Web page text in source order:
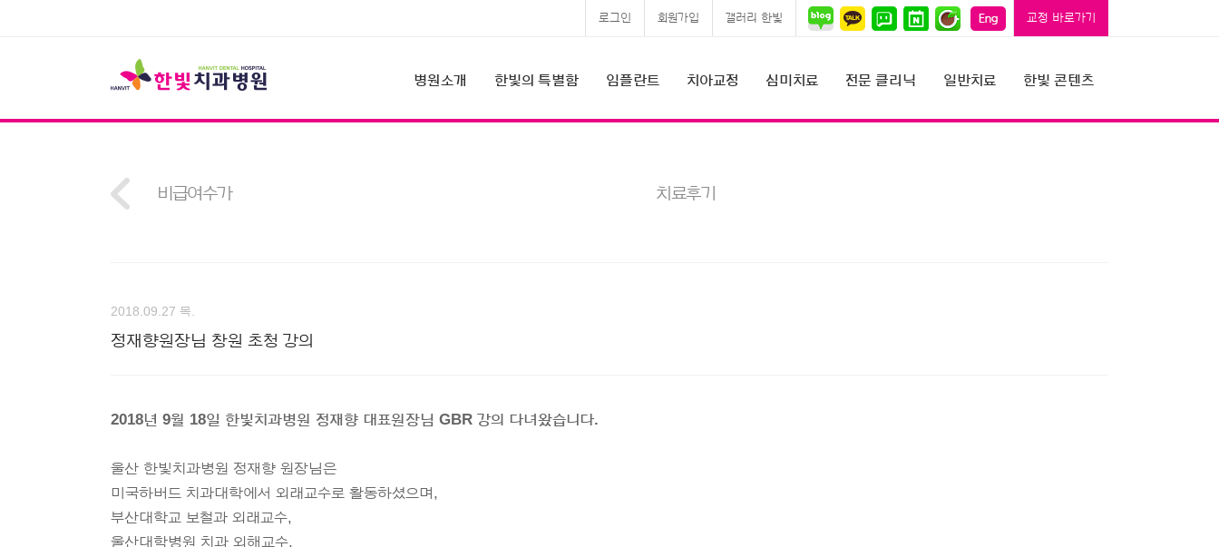
로그인 회원가입 갤러리 한빛 교정 바로가기
병원소개 한빛의 특별함 임플란트 치아교정 심미치료 전문 클리닉 일반치료 한빛 콘텐츠
비급여수가 치료후기
2018.09.27 목.
정재향원장님 창원 초청 강의
2018년 9월 18일 한빛치과병원 정재향 대표원장님 GBR 강의 다녀왔습니다.
울산 한빛치과병원 정재향 원장님은
미국하버드 치과대학에서 외래교수로 활동하셨으며,
부산대학교 보철과 외래교수,
울산대학병원 치과 외해교수,